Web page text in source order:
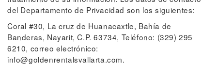
del Departamento de Privacidad son los siguientes:
Coral #30, La cruz de Huanacaxtle, Bahía de
Banderas, Nayarit, C.P. 63734, Teléfono: (329) 295
6210, correo electrónico:
info@goldenrentalsvallarta.com.